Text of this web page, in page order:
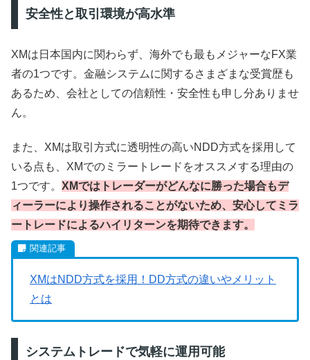
安全性と取引環境が高水準
XMは日本国内に関わらず、海外でも最もメジャーなFX業
者の1つです。金融システムに関するさまざまな受賞歴も
あるため、会社としての信頼性・安全性も申し分ありませ
ん。
また、XMは取引方式に透明性の高いNDD方式を採用して
いる点も、XMでのミラートレードをオススメする理由の
1つです。 XMではトレーダーがどんなに勝った場合もデ
ィーラーにより操作されることがないため、安心してミラ
ートレードによるハイリターンを期待できます。
XMはNDD方式を採用！DD方式の違いやメリット
とは
システムトレードで気軽に運用可能